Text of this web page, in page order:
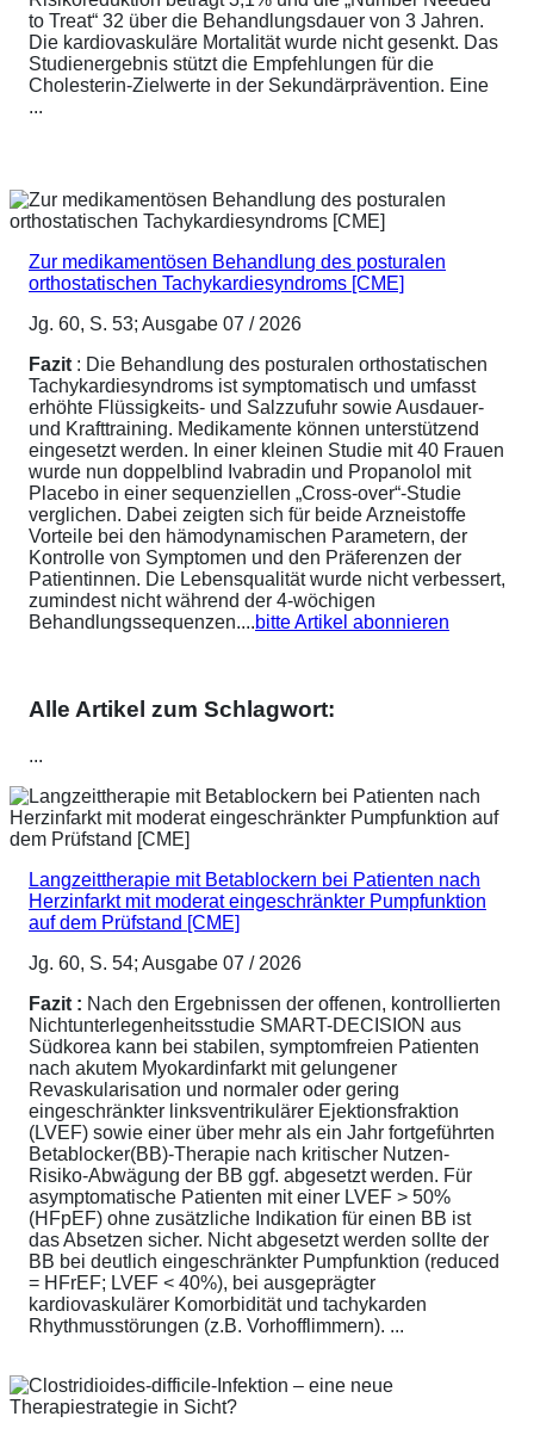
to Treat“ 32 über die Behandlungsdauer von 3 Jahren.
Die kardiovaskuläre Mortalität wurde nicht gesenkt. Das
Studienergebnis stützt die Empfehlungen für die
Cholesterin-Zielwerte in der Sekundärprävention. Eine
...
Zur medikamentösen Behandlung des posturalen
orthostatischen Tachykardiesyndroms [CME]
Jg. 60, S. 53; Ausgabe 07 / 2026
Fazit : Die Behandlung des posturalen orthostatischen
Tachykardiesyndroms ist symptomatisch und umfasst
erhöhte Flüssigkeits- und Salzzufuhr sowie Ausdauer-
und Krafttraining. Medikamente können unterstützend
eingesetzt werden. In einer kleinen Studie mit 40 Frauen
wurde nun doppelblind Ivabradin und Propanolol mit
Placebo in einer sequenziellen „Cross-over“-Studie
verglichen. Dabei zeigten sich für beide Arzneistoffe
Vorteile bei den hämodynamischen Parametern, der
Kontrolle von Symptomen und den Präferenzen der
Patientinnen. Die Lebensqualität wurde nicht verbessert,
zumindest nicht während der 4-wöchigen
Behandlungssequenzen....bitte Artikel abonnieren
Alle Artikel zum Schlagwort:
...
Langzeittherapie mit Betablockern bei Patienten nach
Herzinfarkt mit moderat eingeschränkter Pumpfunktion
auf dem Prüfstand [CME]
Jg. 60, S. 54; Ausgabe 07 / 2026
Fazit : Nach den Ergebnissen der offenen, kontrollierten
Nichtunterlegenheitsstudie SMART-DECISION aus
Südkorea kann bei stabilen, symptomfreien Patienten
nach akutem Myokardinfarkt mit gelungener
Revaskularisation und normaler oder gering
eingeschränkter linksventrikulärer Ejektionsfraktion
(LVEF) sowie einer über mehr als ein Jahr fortgeführten
Betablocker(BB)-Therapie nach kritischer Nutzen-
Risiko-Abwägung der BB ggf. abgesetzt werden. Für
asymptomatische Patienten mit einer LVEF > 50%
(HFpEF) ohne zusätzliche Indikation für einen BB ist
das Absetzen sicher. Nicht abgesetzt werden sollte der
BB bei deutlich eingeschränkter Pumpfunktion (reduced
= HFrEF; LVEF < 40%), bei ausgeprägter
kardiovaskulärer Komorbidität und tachykarden
Rhythmusstörungen (z.B. Vorhofflimmern). ...